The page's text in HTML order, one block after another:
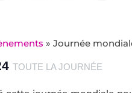
»Journée
TOUTE LA JOURNÉE